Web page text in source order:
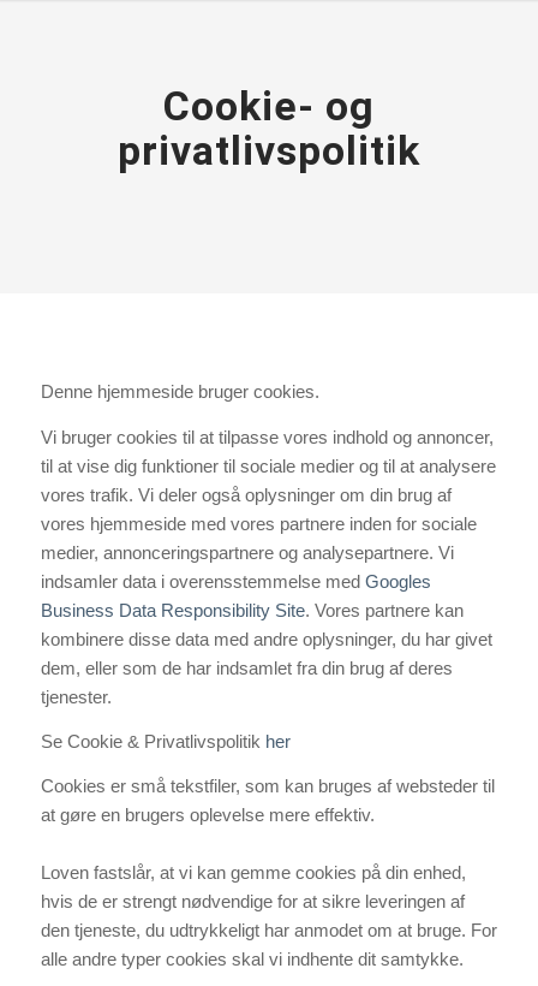
Cookie- og
privatlivspolitik
Denne hjemmeside bruger cookies.
Vi bruger cookies til at tilpasse vores indhold og annoncer,
til at vise dig funktioner til sociale medier og til at analysere
vores trafik. Vi deler også oplysninger om din brug af
vores hjemmeside med vores partnere inden for sociale
medier, annonceringspartnere og analysepartnere. Vi
indsamler data i overensstemmelse med Googles
Business Data Responsibility Site. Vores partnere kan
kombinere disse data med andre oplysninger, du har givet
dem, eller som de har indsamlet fra din brug af deres
tjenester.
Se Cookie & Privatlivspolitik her
Cookies er små tekstfiler, som kan bruges af websteder til
at gøre en brugers oplevelse mere effektiv.
Loven fastslår, at vi kan gemme cookies på din enhed,
hvis de er strengt nødvendige for at sikre leveringen af
den tjeneste, du udtrykkeligt har anmodet om at bruge. For
alle andre typer cookies skal vi indhente dit samtykke.